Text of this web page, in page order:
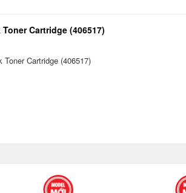
Cartridge (406517)
Cartridge (406517)